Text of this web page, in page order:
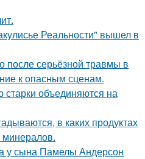
Реальности" вышел в
после серьёзной травмы в
к опасным сценам.
объединяются на
в каких продуктах
у сына Памелы Андерсон